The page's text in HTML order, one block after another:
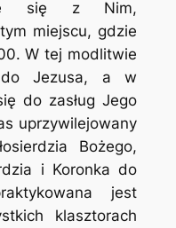
się z Nim,
miejscu, gdzie
W tej modlitwie
Jezusa, a w
do zasług Jego
uprzywilejowany
Bożego,
i Koronka do
jest
klasztorach